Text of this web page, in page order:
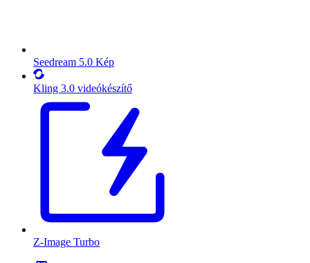
Seedream 5.0 Kép
Kling 3.0 videókészítő
Z-Image Turbo